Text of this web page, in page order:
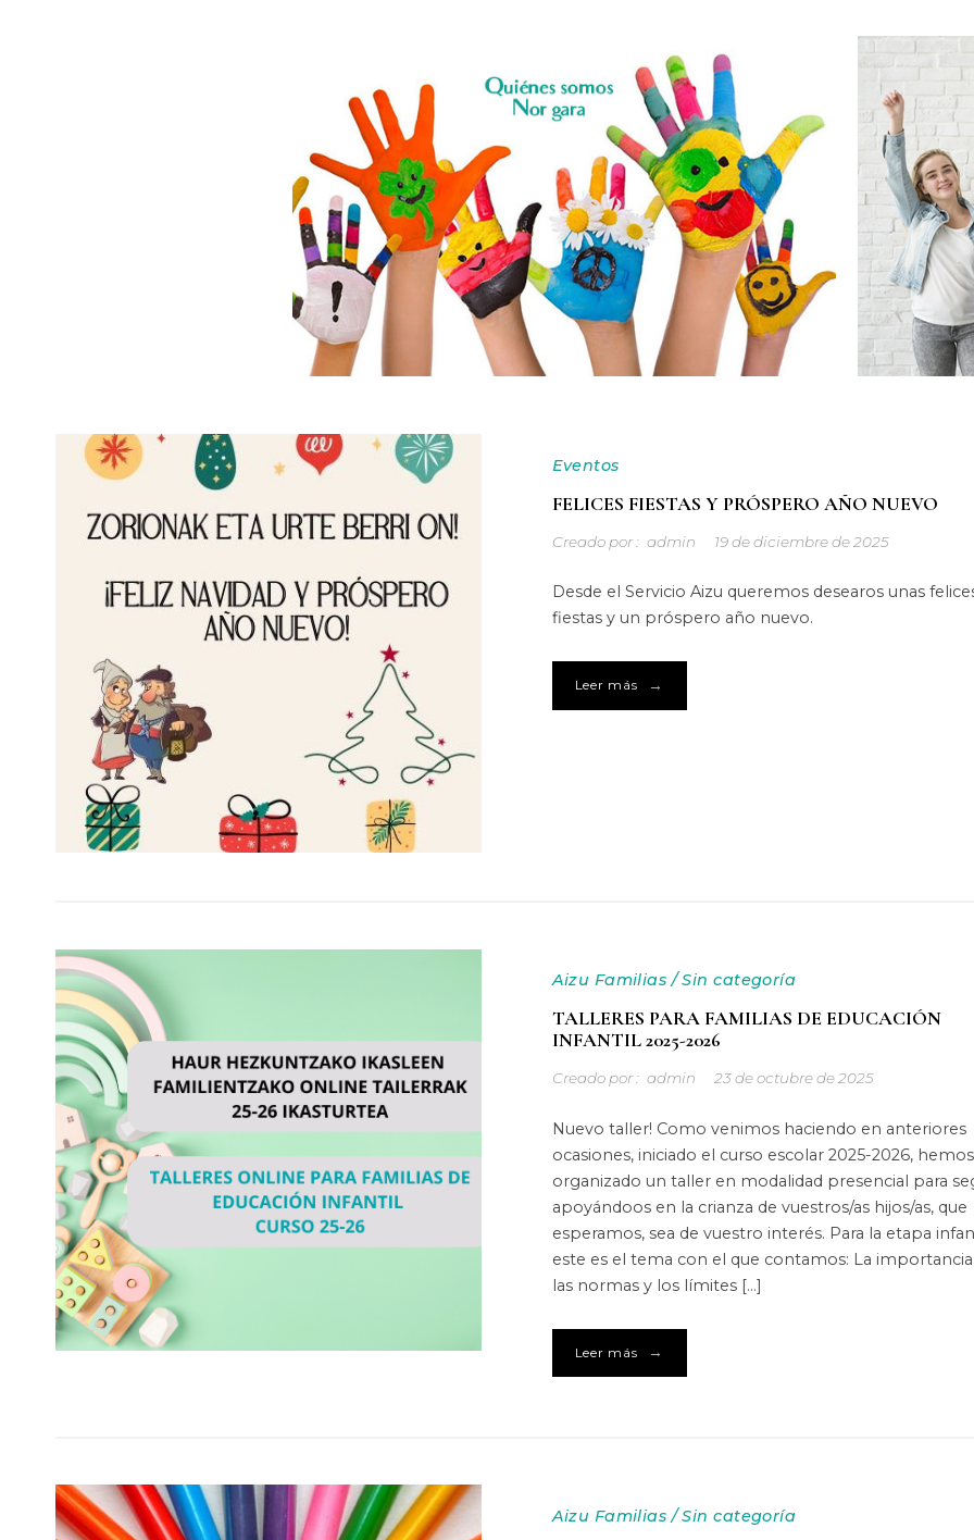
Eventos
FELICES FIESTAS Y PRÓSPERO AÑO NUEVO
Creado por : admin 19 de diciembre de 2025
Desde el Servicio Aizu queremos desearos unas
fiestas y un próspero año nuevo.
Leer más →
Aizu Familias /Sin categoría
TALLERES PARA FAMILIAS DE EDUCACIÓN
INFANTIL 2025-2026
Creado por : admin 23 de octubre de 2025
Nuevo taller! Como venimos haciendo en anteriores
ocasiones, iniciado el curso escolar 2025-2026, hemos
organizado un taller en modalidad presencial para
apoyándoos en la crianza de vuestros/as hijos/as, que
esperamos, sea de vuestro interés. Para la etapa
este es el tema con el que contamos: La
las normas y los límites […]
Leer más →
Aizu Familias /Sin categoría